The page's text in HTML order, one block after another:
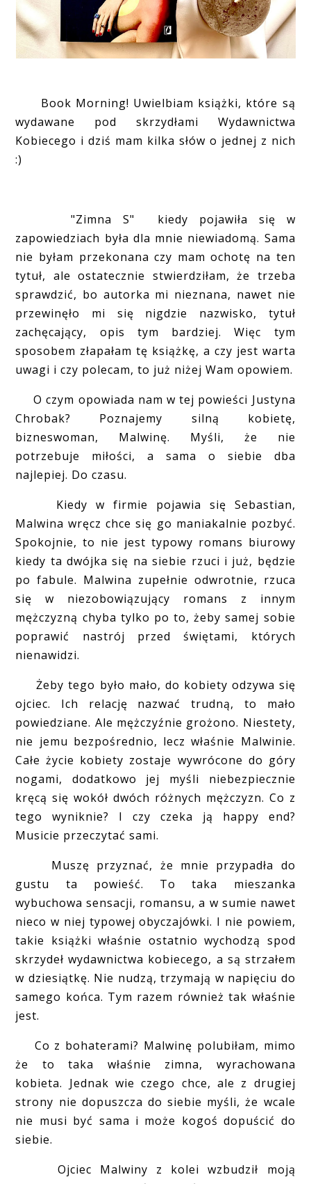
Book Morning! Uwielbiam książki, które są
wydawane pod skrzydłami Wydawnictwa
Kobiecego i dziś mam kilka słów o jednej z nich
:)
"Zimna S" kiedy pojawiła się w
zapowiedziach była dla mnie niewiadomą. Sama
nie byłam przekonana czy mam ochotę na ten
tytuł, ale ostatecznie stwierdziłam, że trzeba
sprawdzić, bo autorka mi nieznana, nawet nie
przewinęło mi się nigdzie nazwisko, tytuł
zachęcający, opis tym bardziej. Więc tym
sposobem złapałam tę książkę, a czy jest warta
uwagi i czy polecam, to już niżej Wam opowiem.
O czym opowiada nam w tej powieści Justyna
Chrobak? Poznajemy silną kobietę,
bizneswoman, Malwinę. Myśli, że nie
potrzebuje miłości, a sama o siebie dba
najlepiej. Do czasu.
Kiedy w firmie pojawia się Sebastian,
Malwina wręcz chce się go maniakalnie pozbyć.
Spokojnie, to nie jest typowy romans biurowy
kiedy ta dwójka się na siebie rzuci i już, będzie
po fabule. Malwina zupełnie odwrotnie, rzuca
się w niezobowiązujący romans z innym
mężczyzną chyba tylko po to, żeby samej sobie
poprawić nastrój przed świętami, których
nienawidzi.
Żeby tego było mało, do kobiety odzywa się
ojciec. Ich relację nazwać trudną, to mało
powiedziane. Ale mężczyźnie grożono. Niestety,
nie jemu bezpośrednio, lecz właśnie Malwinie.
Całe życie kobiety zostaje wywrócone do góry
nogami, dodatkowo jej myśli niebezpiecznie
kręcą się wokół dwóch różnych mężczyzn. Co z
tego wyniknie? I czy czeka ją happy end?
Musicie przeczytać sami.
Muszę przyznać, że mnie przypadła do
gustu ta powieść. To taka mieszanka
wybuchowa sensacji, romansu, a w sumie nawet
nieco w niej typowej obyczajówki. I nie powiem,
takie książki właśnie ostatnio wychodzą spod
skrzydeł wydawnictwa kobiecego, a są strzałem
w dziesiątkę. Nie nudzą, trzymają w napięciu do
samego końca. Tym razem również tak właśnie
jest.
Co z bohaterami? Malwinę polubiłam, mimo
że to taka właśnie zimna, wyrachowana
kobieta. Jednak wie czego chce, ale z drugiej
strony nie dopuszcza do siebie myśli, że wcale
nie musi być sama i może kogoś dopuścić do
siebie.
Ojciec Malwiny z kolei wzbudził moją